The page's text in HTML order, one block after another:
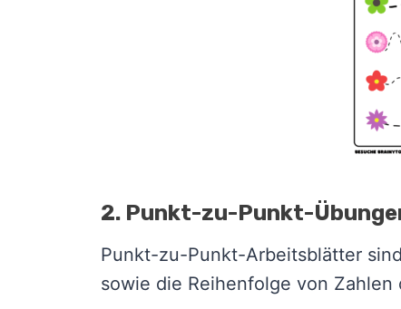
2. Punkt-zu-Punkt-
Punkt-zu-Punkt-Arbeitsblätter
sowie die Reihenfolge von